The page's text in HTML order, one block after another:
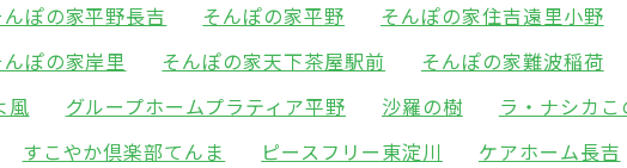
んぽの家平野長吉 そんぽの家平野 そんぽの家住吉遠里小野
んぽの家岸里 そんぽの家天下茶屋駅前 そんぽの家難波稲荷
風
グループホームプラティア平野 沙羅の樹 ラ・ナシカこ
すこやか倶楽部てんま ピースフリー東淀川 ケアホーム長吉